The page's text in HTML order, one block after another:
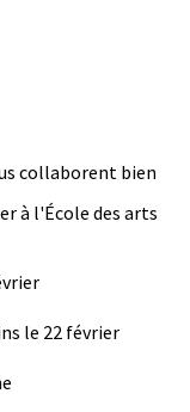
collaborent bien
à l'École des arts
le 22 février